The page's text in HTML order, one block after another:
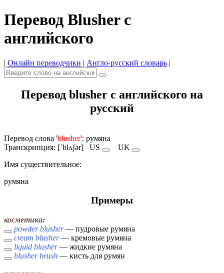
Перевод Blusher с
английского
| Онлайн переводчики | Англо-русский словарь |
Перевод blusher с английского на
русский
Перевод слова 'blusher': румяна
Транскрипция: [ˈblʌʃər] US
UK
Имя cуществительное:
румяна
Примеры
косметика:
powder blusher— пудровые румяна
cream blusher— кремовые румяна
liquid blusher— жидкие румяна
blusher brush — кисть для румян